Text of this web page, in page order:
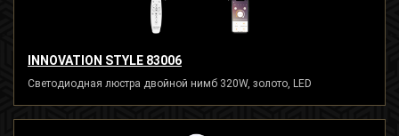
INNOVATION STYLE 83006
Светодиодная люстра двойной нимб 320W, золото, LED